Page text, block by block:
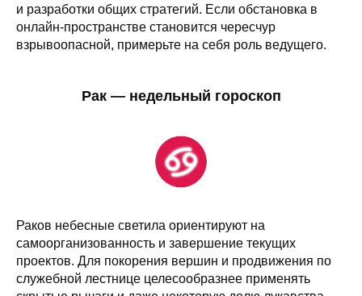
и разработки общих стратегий. Если обстановка в
онлайн-пространстве становится чересчур
взрывоопасной, примерьте на себя роль ведущего.
Рак — недельный гороскоп
Раков небесные светила ориентируют на
самоорганизованность и завершение текущих
проектов. Для покорения вершин и продвижения по
служебной лестнице целесообразнее применять